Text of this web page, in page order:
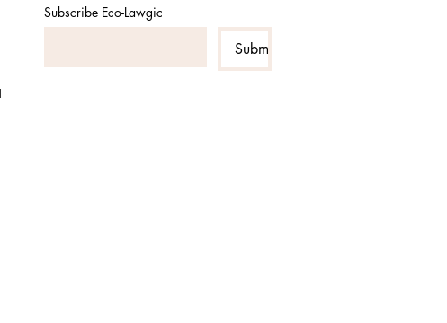
Subscribe Eco-Lawgic
Submit